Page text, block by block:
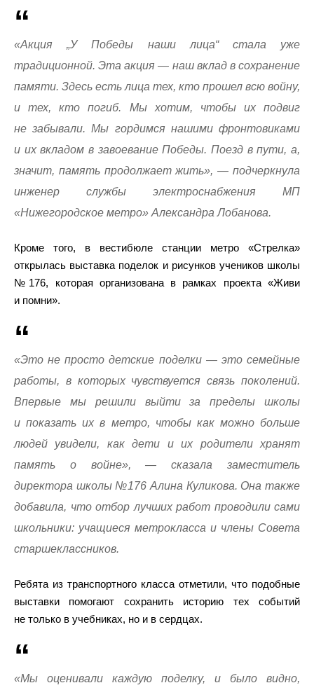
«Акция „У Победы наши лица“ стала уже
традиционной. Эта акция — наш вклад в сохранение
памяти. Здесь есть лица тех, кто прошел всю войну,
и тех, кто погиб. Мы хотим, чтобы их подвиг
не забывали. Мы гордимся нашими фронтовиками
и их вкладом в завоевание Победы. Поезд в пути, а,
значит, память продолжает жить», — подчеркнула
инженер службы электроснабжения МП
«Нижегородское метро» Александра Лобанова.
Кроме того, в вестибюле станции метро «Стрелка»
открылась выставка поделок и рисунков учеников школы
№176, которая организована в рамках проекта «Живи
и помни».
«Это не просто детские поделки — это семейные
работы, в которых чувствуется связь поколений.
Впервые мы решили выйти за пределы школы
и показать их в метро, чтобы как можно больше
людей увидели, как дети и их родители хранят
память о войне», — сказала заместитель
директора школы №176 Алина Куликова. Она также
добавила, что отбор лучших работ проводили сами
школьники: учащиеся метрокласса и члены Совета
старшеклассников.
Ребята из транспортного класса отметили, что подобные
выставки помогают сохранить историю тех событий
не только в учебниках, но и в сердцах.
«Мы оценивали каждую поделку, и было видно,